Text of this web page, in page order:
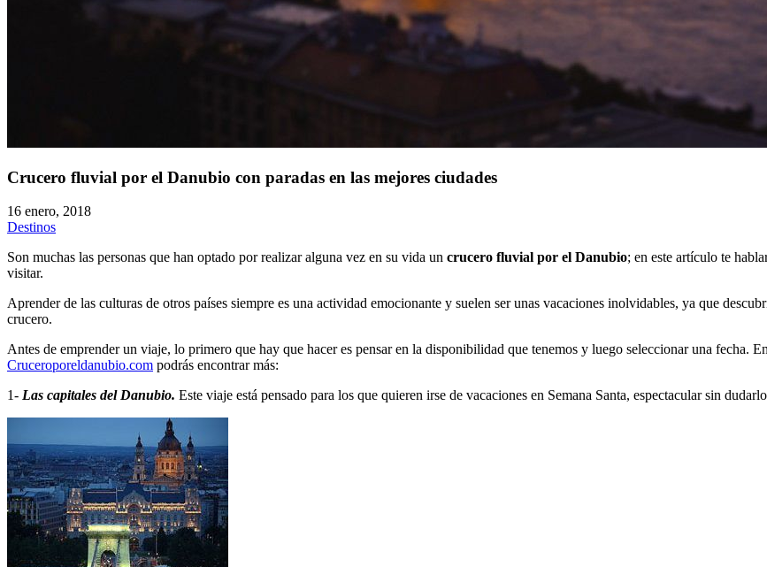
Crucero fluvial por el Danubio con paradas en las mejores ciudades
16 enero, 2018
Destinos
Son muchas las personas que han optado por realizar alguna vez en su vida un crucero fluvial por el Danubio; en este artículo te
visitar.
Aprender de las culturas de otros países siempre es una actividad emocionante y suelen ser unas vacaciones inolvidables, ya que
crucero.
Antes de emprender un viaje, lo primero que hay que hacer es pensar en la disponibilidad que tenemos y luego seleccionar una fecha.
Cruceroporeldanubio.com podrás encontrar más:
1- Las capitales del Danubio. Este viaje está pensado para los que quieren irse de vacaciones en Semana Santa, espectacular sin